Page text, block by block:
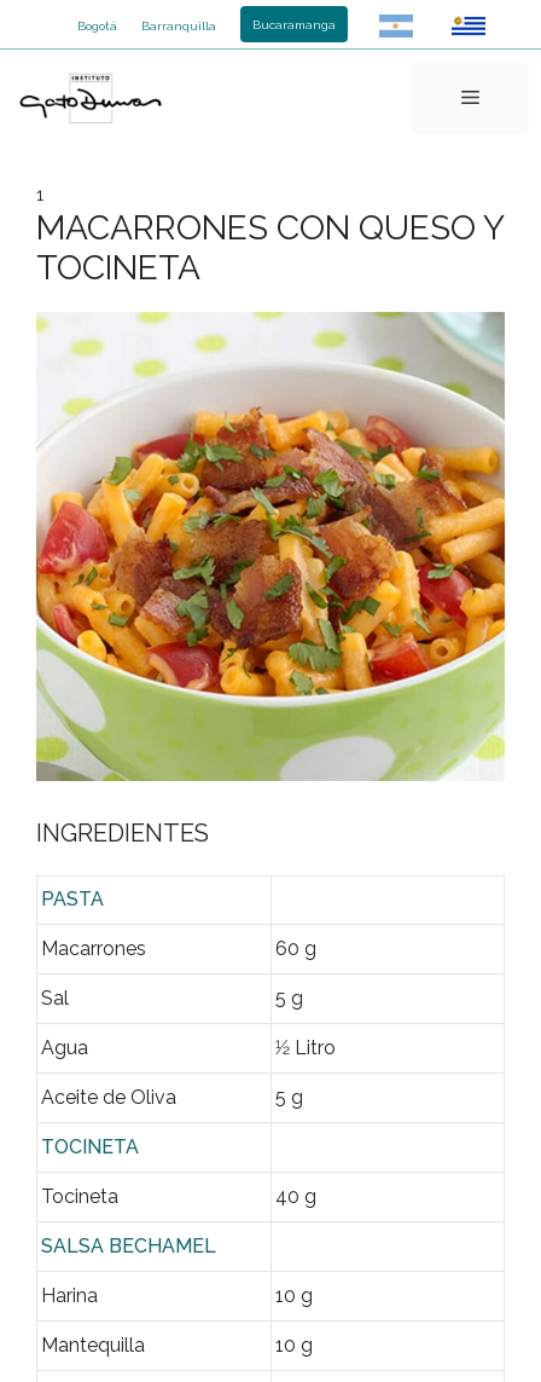
Bogotá Barranquilla Bucaramanga
Menú
1
MACARRONES CON QUESO Y
TOCINETA
INGREDIENTES
PASTA
Macarrones 60 g
Sal 5 g
Agua 1⁄2 Litro
Aceite de Oliva 5 g
TOCINETA
Tocineta 40 g
SALSA BECHAMEL
Harina 10 g
Mantequilla 10 g